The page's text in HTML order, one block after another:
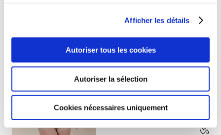
Afficher les détails
Autoriser tous les cookies
Autoriser la sélection
Cookies nécessaires uniquement Sculptèe et sublimèe